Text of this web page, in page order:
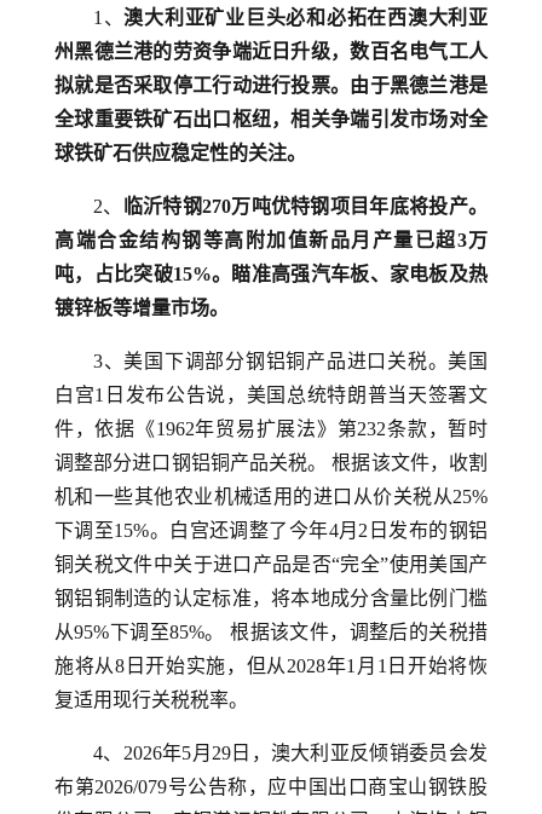
1、澳大利亚矿业巨头必和必拓在西澳大利亚
州黑德兰港的劳资争端近日升级，数百名电气工人
拟就是否采取停工行动进行投票。由于黑德兰港是
全球重要铁矿石出口枢纽，相关争端引发市场对全
球铁矿石供应稳定性的关注。
2、
临沂特钢270万吨优特钢项目年底将投产。
高端合金结构钢等高附加值新品月产量已超3万
吨，占比突破15%。瞄准高强汽车板、家电板及热
镀锌板等增量市场。
3、美国下调部分钢铝铜产品进口关税。美国
白宫1日发布公告说，美国总统特朗普当天签署文
件，依据《1962年贸易扩展法》第232条款，暂时
调整部分进口钢铝铜产品关税。 根据该文件，收割
机和一些其他农业机械适用的进口从价关税从25%
下调至15%。白宫还调整了今年4月2日发布的钢铝
铜关税文件中关于进口产品是否“完全”使用美国产
钢铝铜制造的认定标准，将本地成分含量比例门槛
从95%下调至85%。 根据该文件，调整后的关税措
施将从8日开始实施，但从2028年1月1日开始将恢
复适用现行关税税率。
4、2026年5月29日，澳大利亚反倾销委员会发
布第2026/079号公告称，应中国出口商宝山钢铁股